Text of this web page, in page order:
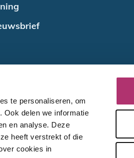
te personaliseren, om
Ook delen we informatie
en analyse. Deze
heeft verstrekt of die
cookies in
SVn.